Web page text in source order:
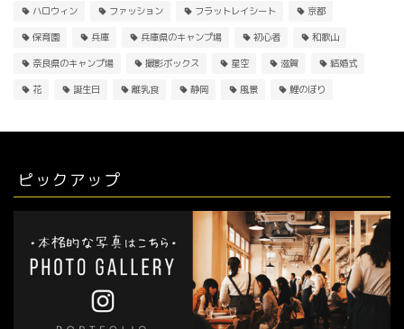
ハロウィン ファッション フラットレイシート 京都
保育園 兵庫 兵庫県のキャンプ場 初心者 和歌山
奈良県のキャンプ場 撮影ボックス 星空 滋賀 結婚式
花 誕生日 離乳食 静岡 風景 鯉のぼり
ピックアップ